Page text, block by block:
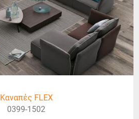
Καναπές FLEX
0399-1502